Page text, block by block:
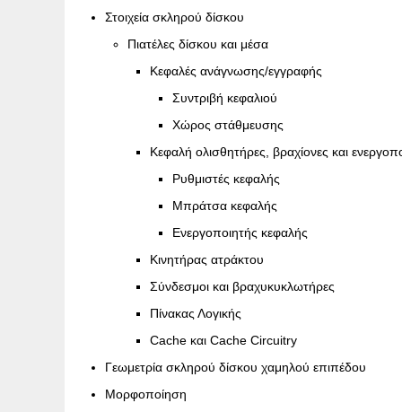
Στοιχεία σκληρού δίσκου
Πιατέλες δίσκου και μέσα
Κεφαλές ανάγνωσης/εγγραφής
Συντριβή κεφαλιού
Χώρος στάθμευσης
Κεφαλή ολισθητήρες, βραχίονες και
Ρυθμιστές κεφαλής
Μπράτσα κεφαλής
Ενεργοποιητής κεφαλής
Κινητήρας ατράκτου
Σύνδεσμοι και βραχυκυκλωτήρες
Πίνακας Λογικής
Cache και Cache Circuitry
Γεωμετρία σκληρού δίσκου χαμηλού επιπέδου
Μορφοποίηση